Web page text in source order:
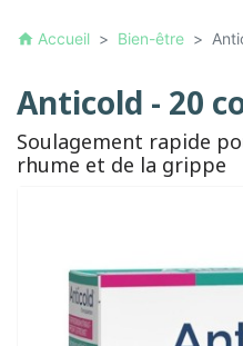
home Accueil Bien-être
Anticold - 20
Soulagement rapide
rhume et de la grippe